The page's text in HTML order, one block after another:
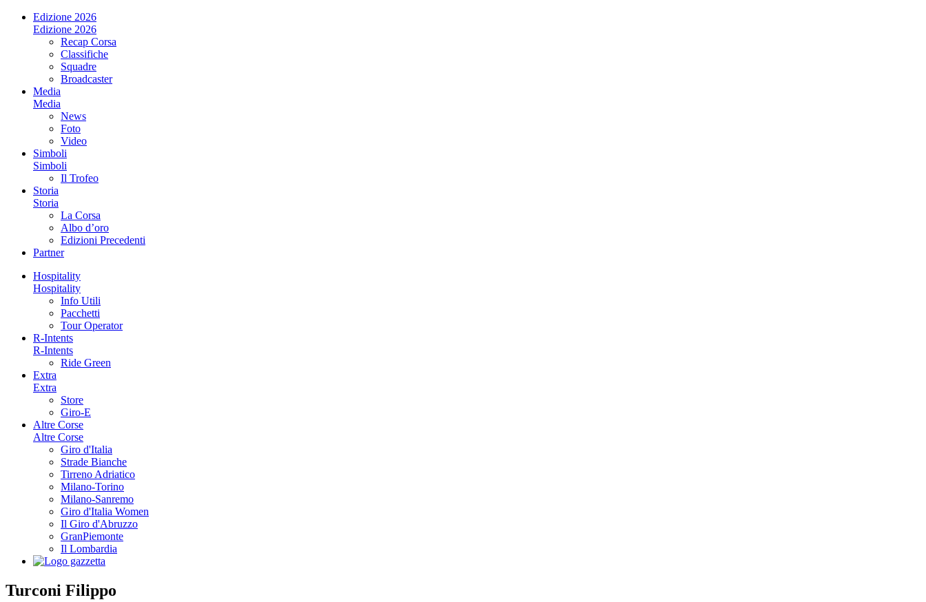
Edizione 2026
Edizione 2026
Recap Corsa
Classifiche
Squadre
Broadcaster
Media
Media
News
Foto
Video
Simboli
Simboli
Il Trofeo
Storia
Storia
La Corsa
Albo d’oro
Edizioni Precedenti
Partner
Hospitality
Hospitality
Info Utili
Pacchetti
Tour Operator
R-Intents
R-Intents
Ride Green
Extra
Extra
Store
Giro-E
Altre Corse
Altre Corse
Giro d'Italia
Strade Bianche
Tirreno Adriatico
Milano-Torino
Milano-Sanremo
Giro d'Italia Women
Il Giro d'Abruzzo
GranPiemonte
Il Lombardia
Turconi Filippo